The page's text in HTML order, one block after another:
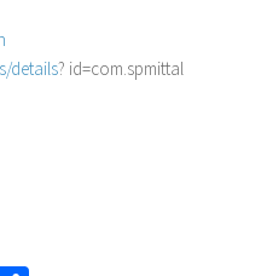
details? id=com.spmittal